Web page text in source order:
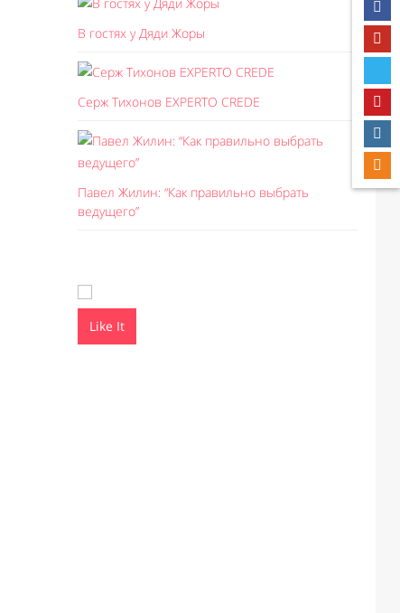
В гостях у Дяди Жоры
Серж Тихонов EXPERTO CREDE
Павел Жилин: “Как правильно выбрать
ведущего”
Like It